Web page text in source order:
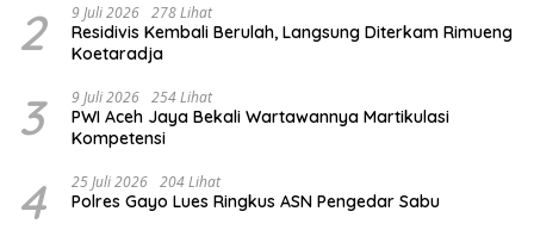
2 9 Juli 2026 278 Lihat
Residivis Kembali Berulah, Langsung Diterkam Rimueng
Koetaradja
3 9 Juli 2026 254 Lihat
PWI Aceh Jaya Bekali Wartawannya Martikulasi
Kompetensi
4 25 Juli 2026 204 Lihat
Polres Gayo Lues Ringkus ASN Pengedar Sabu